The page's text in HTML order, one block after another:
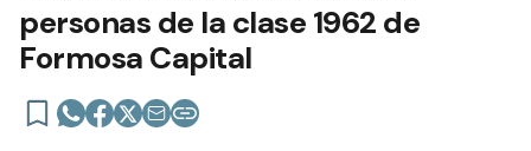
personas de la clase 1962 de
Formosa Capital